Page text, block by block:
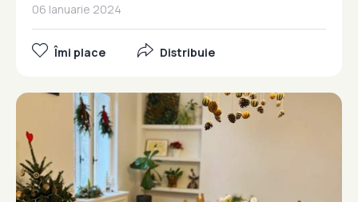
06 Ianuarie 2024
Îmi place Distribuie